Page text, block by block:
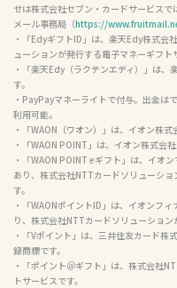
せは株式会社セブン・カードサービス
メール事務局（https://
・「EdyギフトID」は、楽天Edy株式会
ューションが発行する電子マネーギフト
・「楽天Edy（ラクテンエディ）」は
す。
・PayPayマネーライトで付与。出金
利用可能。
・「WAON（ワオン）」は、イオン株式
・「WAON POINT」は、イオン株式会社
・「WAON POINT eギフト」は、イオ
あり、株式会社NTTカードソリューシ
す。
・「WAONポイントID」は、イオンフ
り、株式会社NTTカードソリューション
・「Vポイント」は、三井住友カード株
録商標です。
・「ポイント＠ギフト」は、株式会社
トサービスです。